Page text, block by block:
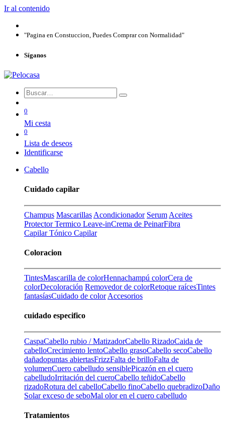
Ir al contenido
"Pagina en Constuccion, Puedes Comprar con Normalidad"
Síganos
0
Mi cesta
0
Lista de deseos
Identificarse
Cabello
Cuidado capilar
Champus Mascarillas Acondicionador Serum Aceites
Protector Termico Leave-inCrema de PeinarFibra
CapilarTónico Capilar
Coloracion
TintesMascarilla de colorHennachampú colorCera de
colorDecoloración Removedor de colorRetoque raícesTintes
fantasíasCuidado de color Accesorios
cuidado especifico
CaspaCabello rubio / MatizadorCabello RizadoCaida de
cabelloCrecimiento lentoCabello grasoCabello secoCabello
dañadopuntas abiertasFrizzFalta de brilloFalta de
volumenCuero cabelludo sensiblePicazón en el cuero
cabelludoIrritación del cueroCabello teñidoCabello
rizadoRotura del cabelloCabello finoCabello quebradizoDaño
Solarexceso de seboMal olor en el cuero cabelludo
Tratamientos